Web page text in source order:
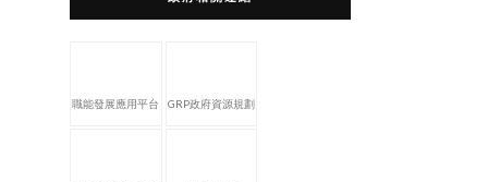
職能發展應用平台 GRP政府資源規劃